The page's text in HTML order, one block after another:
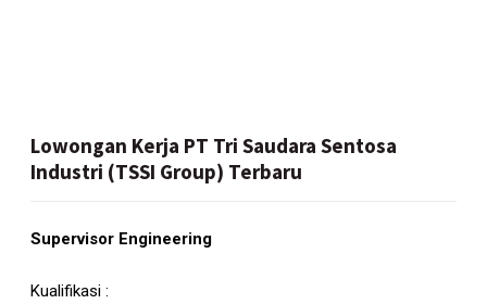
Lowongan Kerja PT Tri Saudara Sentosa
Industri (TSSI Group) Terbaru
Supervisor Engineering
Kualifikasi :